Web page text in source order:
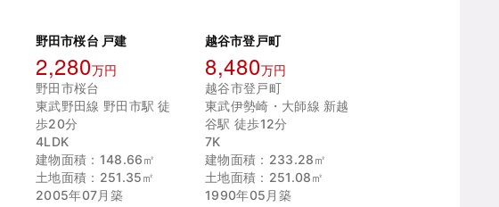
野田市桜台 戸建
2,280万円
野田市桜台
東武野田線 野田市駅 徒
歩20分
4LDK
建物面積：148.66㎡
土地面積：251.35㎡
2005年07月築
越谷市登戸町
8,480万円
越谷市登戸町
東武伊勢崎・大師線 新越
谷駅 徒歩12分
7K
建物面積：233.28㎡
土地面積：251.08㎡
1990年05月築